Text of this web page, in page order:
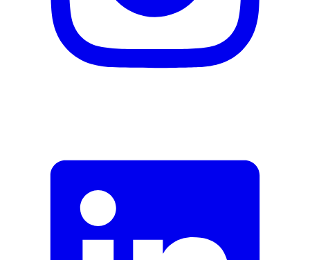
Description
Adresse e-mail (facultatif)